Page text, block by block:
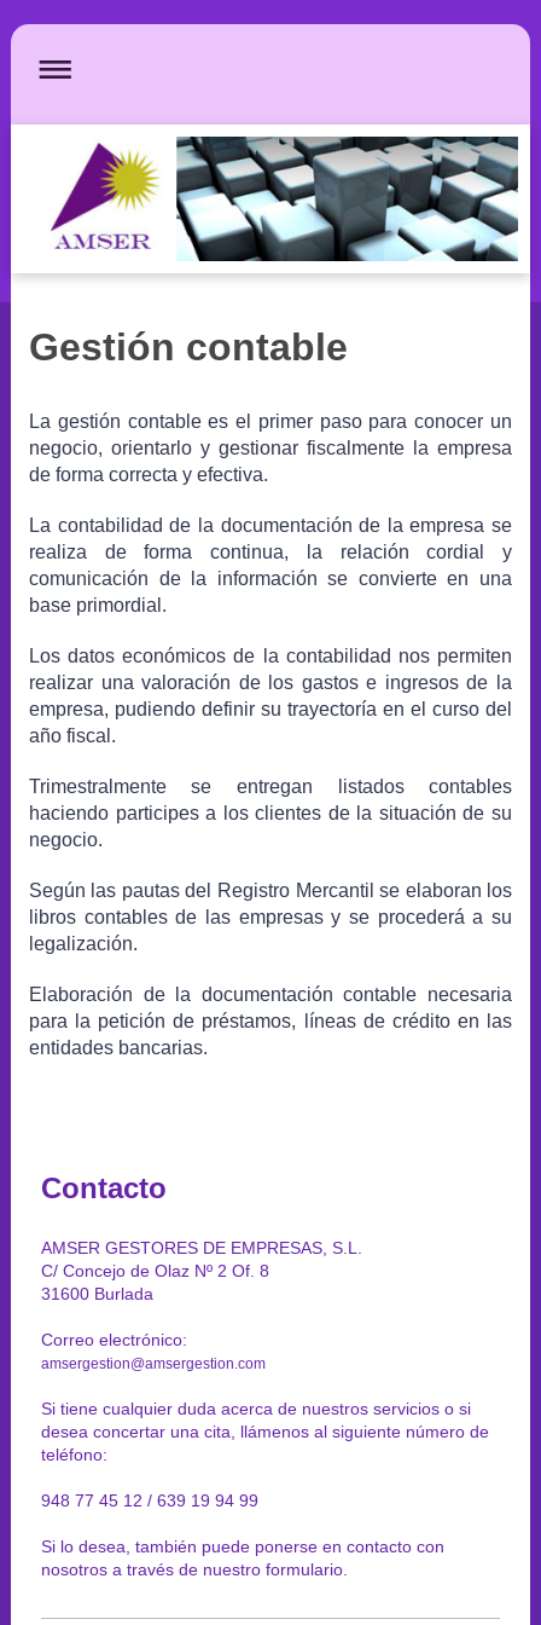
Gestión contable
La gestión contable es el primer paso para conocer un
negocio, orientarlo y gestionar fiscalmente la empresa
de forma correcta y efectiva.
La contabilidad de la documentación de la empresa se
realiza de forma continua, la relación cordial y
comunicación de la información se convierte en una
base primordial.
Los datos económicos de la contabilidad nos permiten
realizar una valoración de los gastos e ingresos de la
empresa, pudiendo definir su trayectoría en el curso del
año fiscal.
Trimestralmente se entregan listados contables
haciendo participes a los clientes de la situación de su
negocio.
Según las pautas del Registro Mercantil se elaboran los
libros contables de las empresas y se procederá a su
legalización.
Elaboración de la documentación contable necesaria
para la petición de préstamos, líneas de crédito en las
entidades bancarias.
Contacto
AMSER GESTORES DE EMPRESAS, S.L.
C/ Concejo de Olaz Nº 2 Of. 8
31600 Burlada
Correo electrónico:
amsergestion@amsergestion.com
Si tiene cualquier duda acerca de nuestros servicios o si
desea concertar una cita, llámenos al siguiente número de
teléfono:
948 77 45 12 / 639 19 94 99
Si lo desea, también puede ponerse en contacto con
nosotros a través de nuestro formulario.